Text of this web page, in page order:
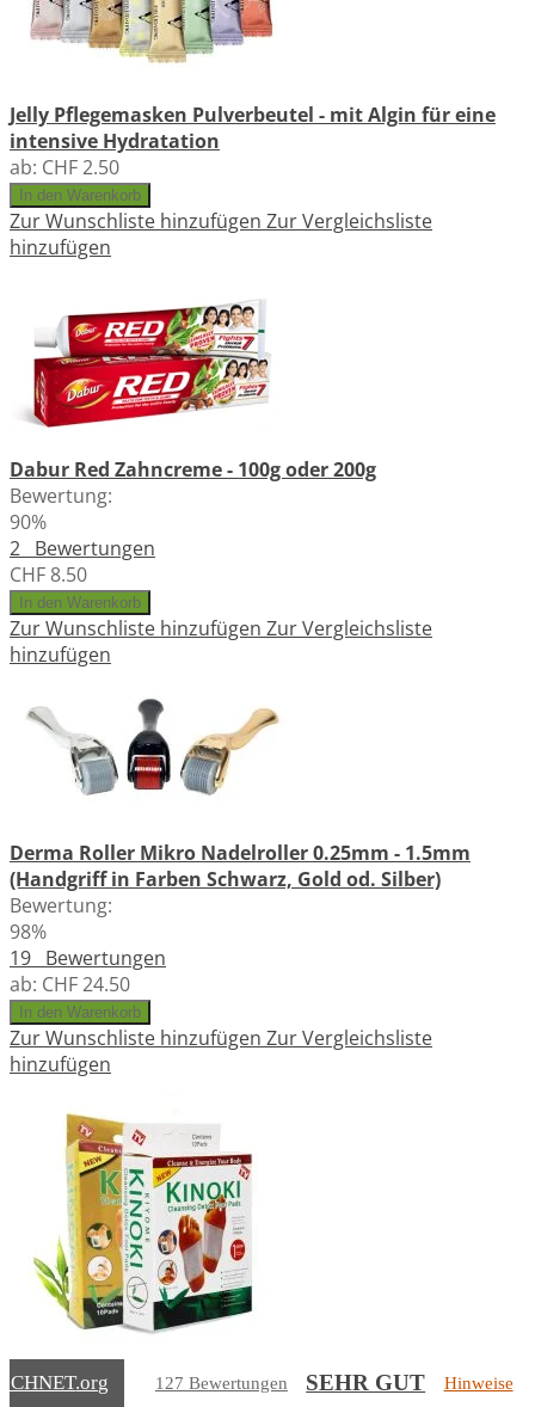
Jelly Pflegemasken Pulverbeutel - mit Algin für eine
intensive Hydratation
ab: CHF 2.50
In den Warenkorb
Zur Wunschliste hinzufügen Zur Vergleichsliste
hinzufügen
Dabur Red Zahncreme - 100g oder 200g
Bewertung:
90%
2 Bewertungen
CHF 8.50
In den Warenkorb
Zur Wunschliste hinzufügen Zur Vergleichsliste
hinzufügen
Derma Roller Mikro Nadelroller 0.25mm - 1.5mm
(Handgriff in Farben Schwarz, Gold od. Silber)
Bewertung:
98%
19 Bewertungen
ab: CHF 24.50
In den Warenkorb
Zur Wunschliste hinzufügen Zur Vergleichsliste
hinzufügen
10x Kinoki Fusspflaster zur Entgiftung - Standard od.
.org 127 Bewertungen SEHR GUT Hinweise